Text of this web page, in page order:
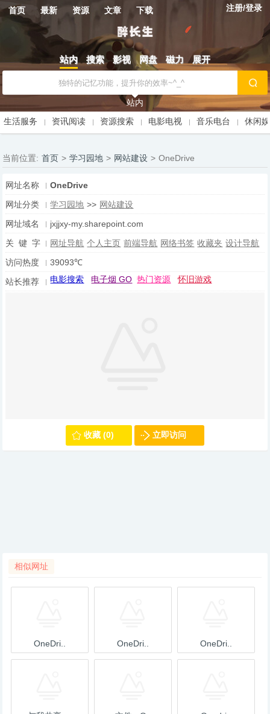
首页 最新 资源 文章 下载 注册/登录
站内 搜索 影视 网盘 磁力 展开
站内
生活服务
资讯阅读 资源搜索 电影电视 音乐电台 休闲
当前位置: 首页 > 学习园地 > 网站建设 > OneDrive
网址名称
OneDrive
网址分类
学习园地 >> 网站建设
网址域名
jxjjxy-my.sharepoint.com
关 键 字
网址导航 个人主页 前端导航 网络书签 收藏夹 设计导航
访问热度
39093℃
站长推荐
电影搜索 电子烟 GO 热门资源 怀旧游戏
收藏 (0) 立即访问
相似网址
OneDri.. OneDri.. OneDri..